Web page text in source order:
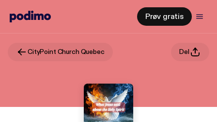
Prøv gratis
CityPoint Church Quebec Del